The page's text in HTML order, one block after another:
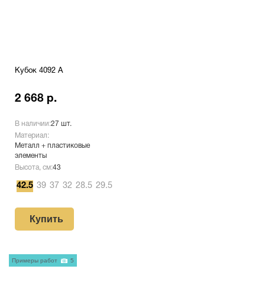
Кубок 4092 A
2 668 р.
В наличии:27 шт.
Материал:
Металл + пластиковые
элементы
Высота, см:43
42.5 39 37 32 28.5 29.5
Купить
Примеры работ 5